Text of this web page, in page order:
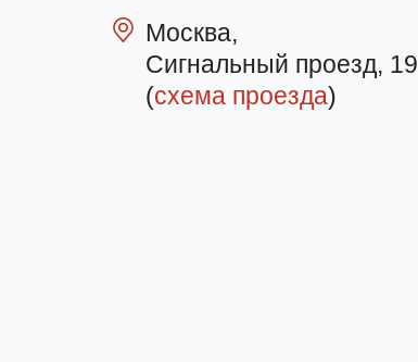
Москва,
Сигнальный проезд, 19
(схема проезда)